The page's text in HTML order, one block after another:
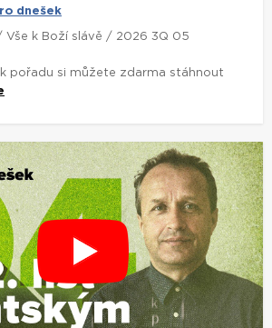
dnešek
Vše k Boží slávě / 2026 3Q 05
pořadu si můžete zdarma stáhnout